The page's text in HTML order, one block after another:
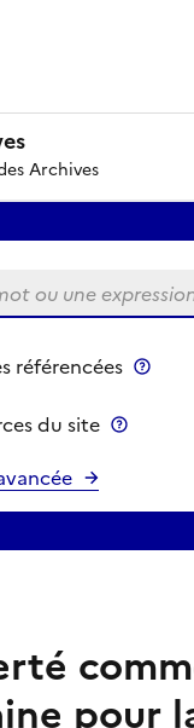
Archives
ou une expression
de recherche
référencées
du site
pour